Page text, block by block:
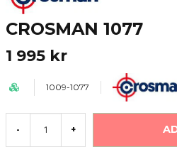
CROSMAN 1077
1 995 kr
1009-1077
- +